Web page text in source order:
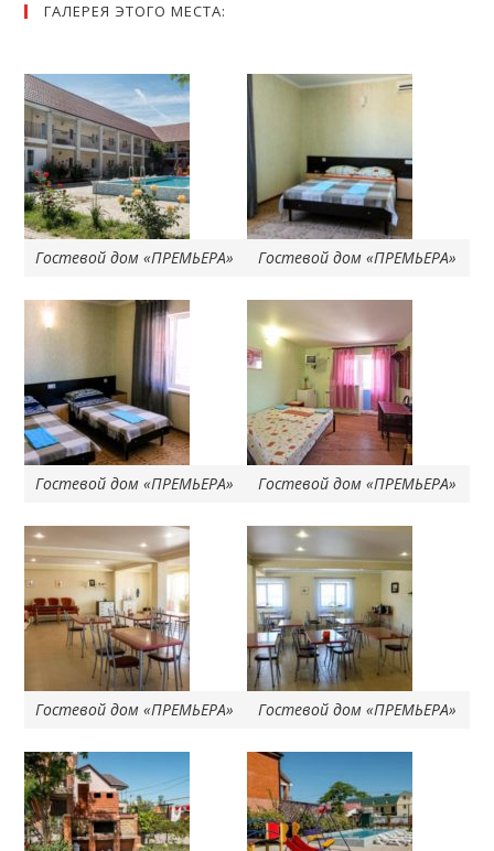
ГАЛЕРЕЯ ЭТОГО МЕСТА:
Гостевой дом «ПРЕМЬЕРА» Гостевой дом «ПРЕМЬЕРА»
Гостевой дом «ПРЕМЬЕРА» Гостевой дом «ПРЕМЬЕРА»
Гостевой дом «ПРЕМЬЕРА» Гостевой дом «ПРЕМЬЕРА»